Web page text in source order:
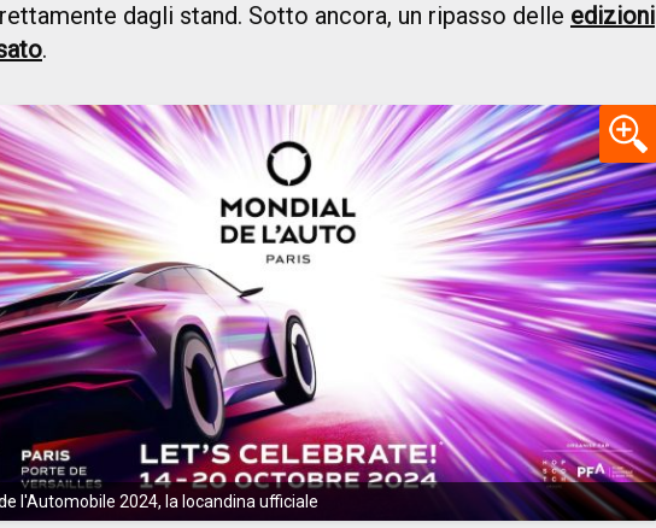
dagli stand. Sotto ancora, un ripasso delle edizioni
.
l'Automobile 2024, la locandina ufficiale